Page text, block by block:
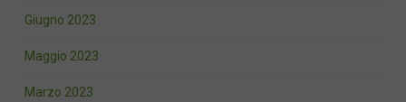
Giugno 2023
Maggio 2023
Marzo 2023